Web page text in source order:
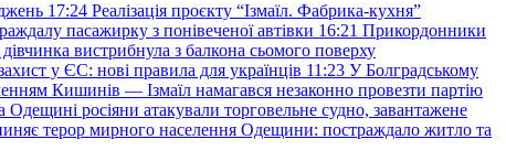
17:24 Реалізація проєкту “Ізмаїл. Фабрика-кухня”
пасажирку з понівеченої автівки 16:21 Прикордонники
вистрибнула з балкона сьомого поверху
у ЄС: нові правила для українців 11:23 У Болградському
Кишинів — Ізмаїл намагався незаконно провезти партію
Одещині росіяни атакували торговельне судно, завантажене
терор мирного населення Одещини: постраждало житло та